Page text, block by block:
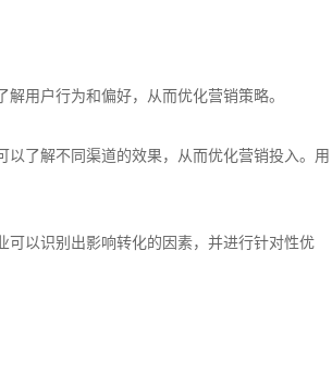
关于
用户行为和偏好，从而优化营销策略。
了解不同渠道的效果，从而优化营销投入。用
以识别出影响转化的因素，并进行针对性优